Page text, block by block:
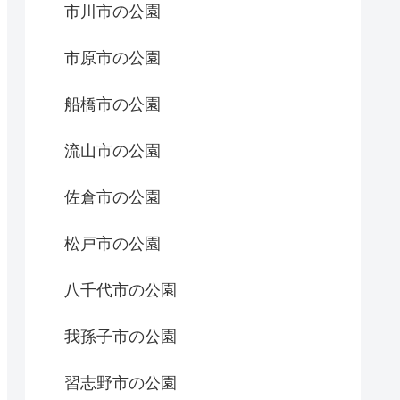
市川市の公園
市原市の公園
船橋市の公園
流山市の公園
佐倉市の公園
松戸市の公園
八千代市の公園
我孫子市の公園
習志野市の公園